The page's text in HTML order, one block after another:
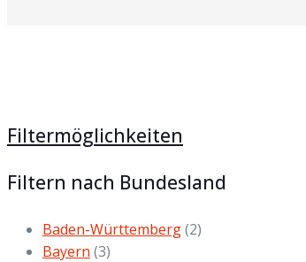
Filtermöglichkeiten
Filtern nach Bundesland
Baden-Württemberg(2)
Bayern (3)